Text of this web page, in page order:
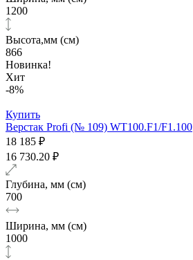
1200
Высота,мм (см)
866
Новинка!
Хит
-8%
Купить
Верстак Profi (№ 109) WT100.F1/F1.100
18 185 ₽
16 730.20 ₽
Глубина, мм (см)
700
Ширина, мм (см)
1000